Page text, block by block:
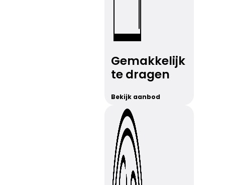
Gemakkelijk
te dragen
Bekijk aanbod